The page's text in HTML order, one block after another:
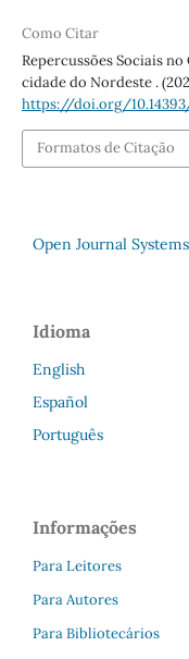
Como Citar
Repercussões Sociais
cidade do Nordeste .
https://doi.org/
Formatos de Citação
Open Journal Systems
Idioma
English
Español
Português
Informações
Para Leitores
Para Autores
Para Bibliotecários